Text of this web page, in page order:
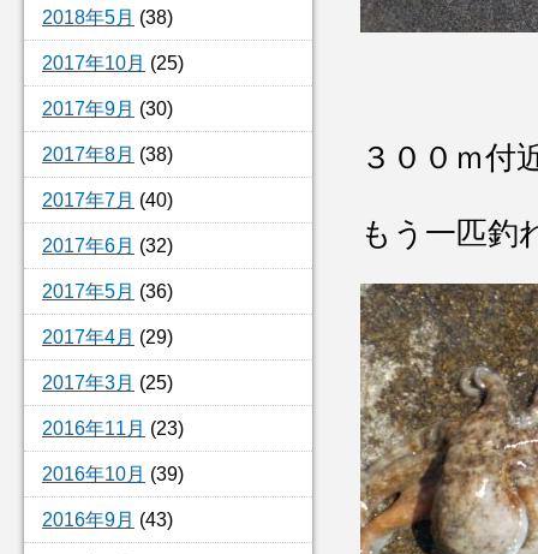
2018年5月 (38)
2017年10月 (25)
2017年9月 (30)
2017年8月 (38)
2017年7月 (40)
2017年6月 (32)
2017年5月 (36)
2017年4月 (29)
2017年3月 (25)
2016年11月 (23)
2016年10月 (39)
2016年9月 (43)
３００ｍ
もう一匹釣